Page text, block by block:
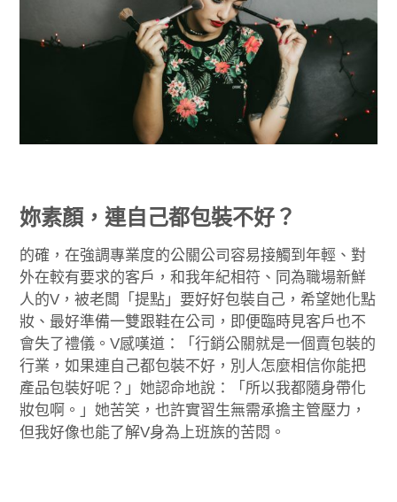
妳素顏，連自己都包裝不好？
的確，在強調專業度的公關公司容易接觸到年輕、對
外在較有要求的客戶，和我年紀相符、同為職場新鮮
人的V，被老闆「提點」要好好包裝自己，希望她化點
妝、最好準備一雙跟鞋在公司，即便臨時見客戶也不
會失了禮儀。V感嘆道：「行銷公關就是一個賣包裝的
行業，如果連自己都包裝不好，別人怎麼相信你能把
產品包裝好呢？」她認命地說：「所以我都隨身帶化
妝包啊。」她苦笑，也許實習生無需承擔主管壓力，
但我好像也能了解V身為上班族的苦悶。